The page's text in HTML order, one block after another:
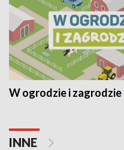
W ogrodzie i zagrodzie
INNE